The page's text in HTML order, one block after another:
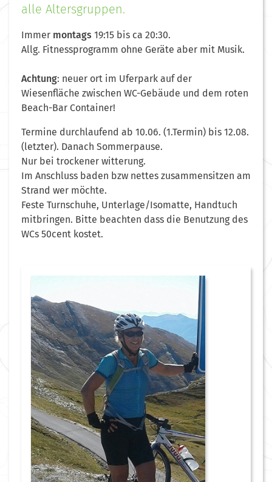
alle Altersgruppen.
Immer montags 19:15 bis ca 20:30.
Allg. Fitnessprogramm ohne Geräte aber mit Musik.
Achtung: neuer ort im Uferpark auf der
Wiesenfläche zwischen WC-Gebäude und dem roten
Beach-Bar Container!
Termine durchlaufend ab 10.06. (1.Termin) bis 12.08.
(letzter). Danach Sommerpause.
Nur bei trockener witterung.
Im Anschluss baden bzw nettes zusammensitzen am
Strand wer möchte.
Feste Turnschuhe, Unterlage/Isomatte, Handtuch
mitbringen. Bitte beachten dass die Benutzung des
WCs 50cent kostet.